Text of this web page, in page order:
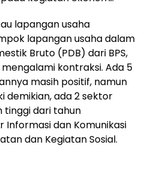
lapangan usaha
lapangan usaha dalam
Bruto (PDB) dari BPS,
kontraksi. Ada 5
masih positif, namun
demikian, ada 2 sektor
tinggi dari tahun
Informasi dan Komunikasi
dan Kegiatan Sosial.